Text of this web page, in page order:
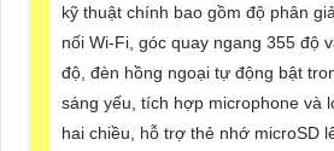
kỹ thuật chính bao gồm độ phân
nối Wi-Fi, góc quay ngang 355 độ
độ, đèn hồng ngoại tự động bật
sáng yếu, tích hợp microphone và
hai chiều, hỗ trợ thẻ nhớ microSD